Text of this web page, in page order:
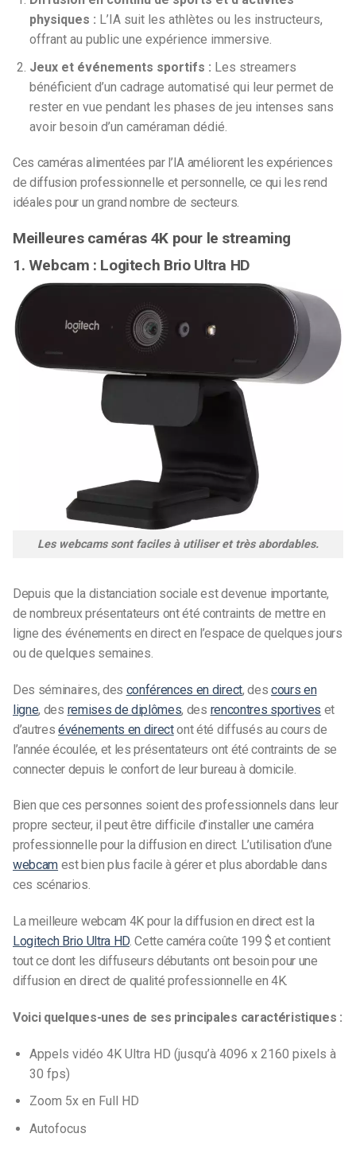
physiques : L’IA suit les athlètes ou les instructeurs,
offrant au public une expérience immersive.
Jeux et événements sportifs : Les streamers
bénéficient d’un cadrage automatisé qui leur permet de
rester en vue pendant les phases de jeu intenses sans
avoir besoin d’un caméraman dédié.
Ces caméras alimentées par l’IA améliorent les expériences
de diffusion professionnelle et personnelle, ce qui les rend
idéales pour un grand nombre de secteurs.
Meilleures caméras 4K pour le streaming
1. Webcam : Logitech Brio Ultra HD
Les webcams sont faciles à utiliser et très abordables.
Depuis que la distanciation sociale est devenue importante,
de nombreux présentateurs ont été contraints de mettre en
ligne des événements en direct en l’espace de quelques jours
ou de quelques semaines.
Des séminaires, des conférences en direct, des cours en
ligne, des remises de diplômes, des rencontres sportives et
d’autresévénements en directont été diffusés au cours de
l’année écoulée, et les présentateurs ont été contraints de se
connecter depuis le confort de leur bureau à domicile.
Bien que ces personnes soient des professionnels dans leur
propre secteur, il peut être difficile d’installer une caméra
professionnelle pour la diffusion en direct. L’utilisation d’une
webcam est bien plus facile à gérer et plus abordable dans
ces scénarios.
La meilleure webcam 4K pour la diffusion en direct est la
Logitech Brio Ultra HD. Cette caméra coûte 199 $ et contient
tout ce dont les diffuseurs débutants ont besoin pour une
diffusion en direct de qualité professionnelle en 4K.
Voici quelques-unes de ses principales caractéristiques :
Appels vidéo 4K Ultra HD (jusqu’à 4096 x 2160 pixels à
30 fps)
Zoom 5x en Full HD
Autofocus